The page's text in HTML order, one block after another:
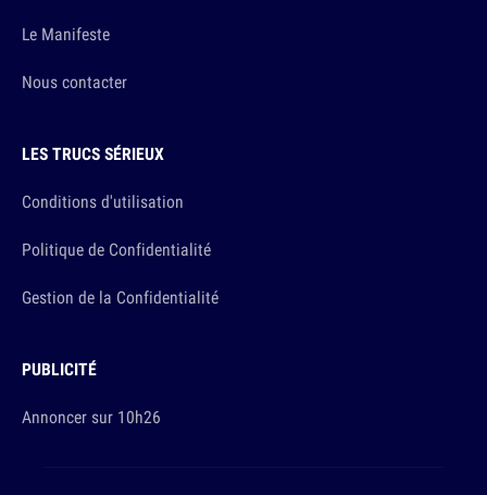
Le Manifeste
Nous contacter
LES TRUCS SÉRIEUX
Conditions d'utilisation
Politique de Confidentialité
Gestion de la Confidentialité
PUBLICITÉ
Annoncer sur 10h26